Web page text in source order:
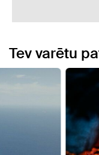
Tev varētu